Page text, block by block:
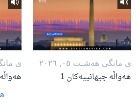
ی مانگی هه‌شـت ٠٥, ٢٠٢٦
هەواڵە جیهانییەکان 1
ی مانگی